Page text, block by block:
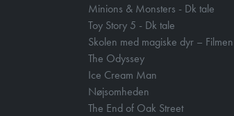
Minions & Monsters - Dk tale
Toy Story 5 - Dk tale
Skolen med magiske dyr – Filmen
The Odyssey
Ice Cream Man
Nøjsomheden
The End of Oak Street